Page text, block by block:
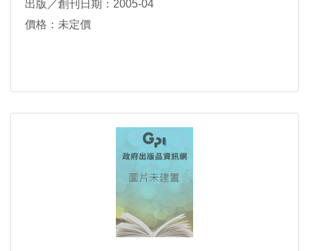
出版／創刊日期：2005-04
價格：未定價